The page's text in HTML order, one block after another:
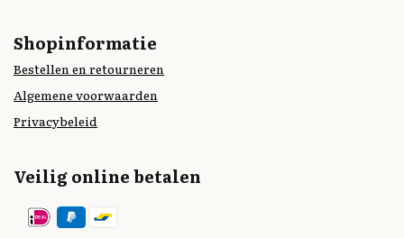
Shopinformatie
Bestellen en retourneren
Algemene voorwaarden
Privacybeleid
Veilig online betalen